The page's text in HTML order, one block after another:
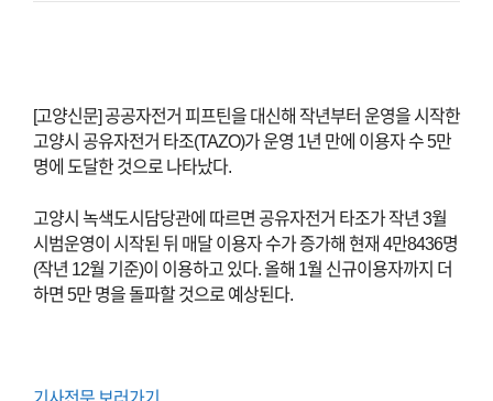
[고양신문] 공공자전거 피프틴을 대신해 작년부터 운영을 시작한
고양시 공유자전거 타조(TAZO)가 운영 1년 만에 이용자 수 5만
명에 도달한 것으로 나타났다.
고양시 녹색도시담당관에 따르면 공유자전거 타조가 작년 3월
시범운영이 시작된 뒤 매달 이용자 수가 증가해 현재 4만8436명
(작년 12월 기준)이 이용하고 있다. 올해 1월 신규이용자까지 더
하면 5만 명을 돌파할 것으로 예상된다.